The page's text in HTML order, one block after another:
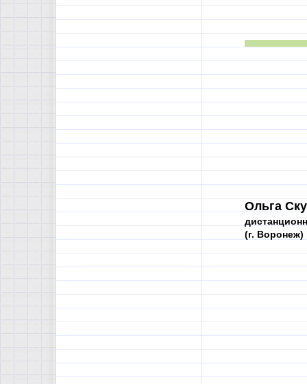
Ольга
(г. Воронеж)